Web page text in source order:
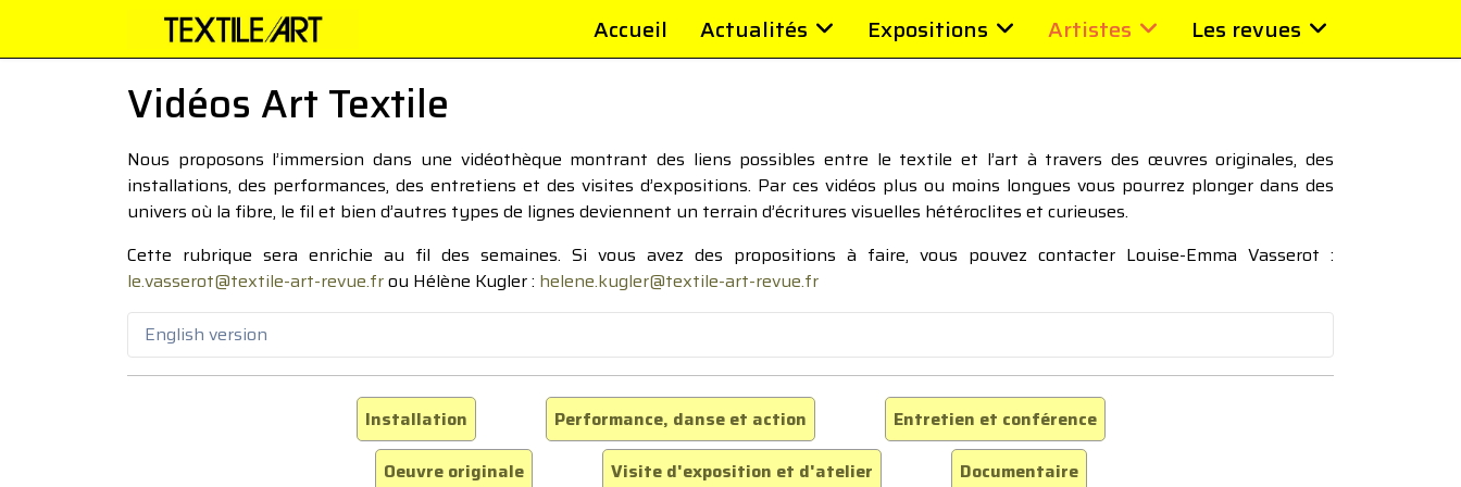
Accueil Actualités Expositions Artistes Les revues
Vidéos Art Textile
Nous proposons l’immersion dans une vidéothèque montrant des liens possibles entre le textile et l’art à travers des œuvres originales, des
installations, des performances, des entretiens et des visites d’expositions. Par ces vidéos plus ou moins longues vous pourrez plonger dans des
univers où la fibre, le fil et bien d’autres types de lignes deviennent un terrain d’écritures visuelles hétéroclites et curieuses.
Cette rubrique sera enrichie au fil des semaines. Si vous avez des propositions à faire, vous pouvez contacter Louise-Emma Vasserot :
le.vasserot@textile-art-revue.frou Hélène Kugler : helene.kugler@textile-art-revue.fr
English version
Installation Performance, danse et action
Entretien et conférence
Oeuvre originale
Visite d'exposition et d'atelier Documentaire